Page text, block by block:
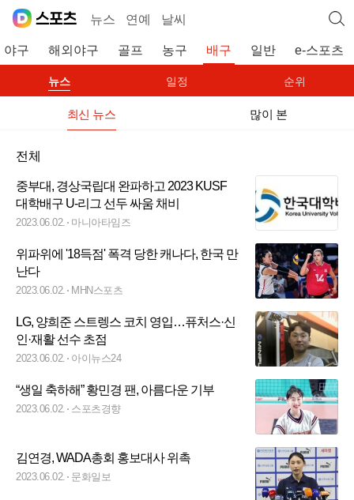
뉴스 연예 날씨
야구 해외야구 골프 농구 배구 일반 e-스포츠
뉴스 일정 순위
최신 뉴스 많이 본
전체
중부대, 경상국립대 완파하고 2023 KUSF
대학배구 U-리그 선두 싸움 채비
2023.06.02. 마니아타임즈
위파위에 '18득점' 폭격 당한 캐나다, 한국 만
난다
2023.06.02. MHN스포츠
LG, 양희준 스트렝스 코치 영입…퓨처스·신
인·재활 선수 초점
2023.06.02. 아이뉴스24
“생일 축하해” 황민경 팬, 아름다운 기부
2023.06.02. 스포츠경향
김연경, WADA총회 홍보대사 위촉
2023.06.02. 문화일보